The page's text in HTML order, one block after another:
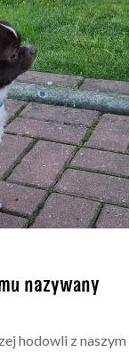
nazywany
hodowli z naszym